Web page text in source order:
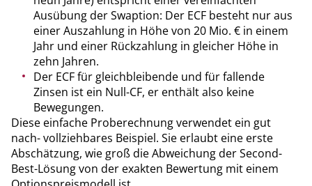
Ausübung der Swaption: Der ECF besteht nur aus
einer Auszahlung in Höhe von 20 Mio. € in einem
Jahr und einer Rückzahlung in gleicher Höhe in
zehn Jahren.
Der ECF für gleichbleibende und für fallende
Zinsen ist ein Null-CF, er enthält also keine
Bewegungen.
Diese einfache Proberechnung verwendet ein gut
nach- vollziehbares Beispiel. Sie erlaubt eine erste
Abschätzung, wie groß die Abweichung der Second-
Best-Lösung von der exakten Bewertung mit einem